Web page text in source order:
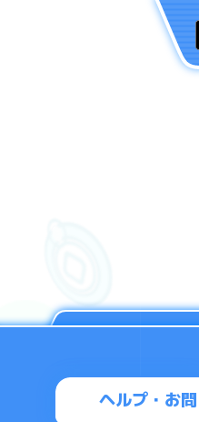
ヘルプ・お